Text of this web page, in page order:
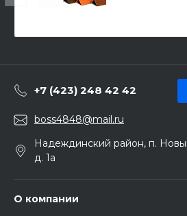
+7 (423) 248 42 42
boss4848@mail.ru
Надеждинский район, п.
д. 1а
О компании